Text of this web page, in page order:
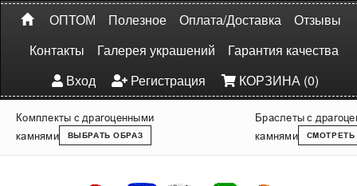
ОПТОМ Полезное Оплата/Доставка
Отзывы
Контакты
Галерея украшений
Гарантия качества
Вход
Регистрация КОРЗИНА (0)
Комплекты с драгоценными
камнями
ВЫБРАТЬ ОБРАЗ
Браслеты с
камнями
СМОТРЕТЬ